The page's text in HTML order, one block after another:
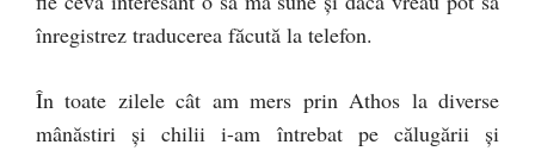
înregistrez traducerea făcută la telefon.
În toate zilele cât am mers prin Athos la diverse
mânăstiri şi chilii i-am întrebat pe călugării şi